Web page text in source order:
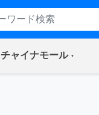
チャイナモール(current)